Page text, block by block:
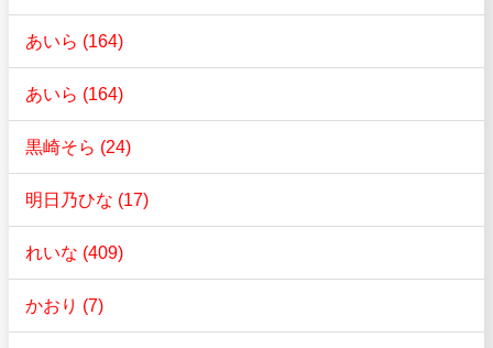
あいら (164)
あいら (164)
黒崎そら (24)
明日乃ひな (17)
れいな (409)
かおり (7)